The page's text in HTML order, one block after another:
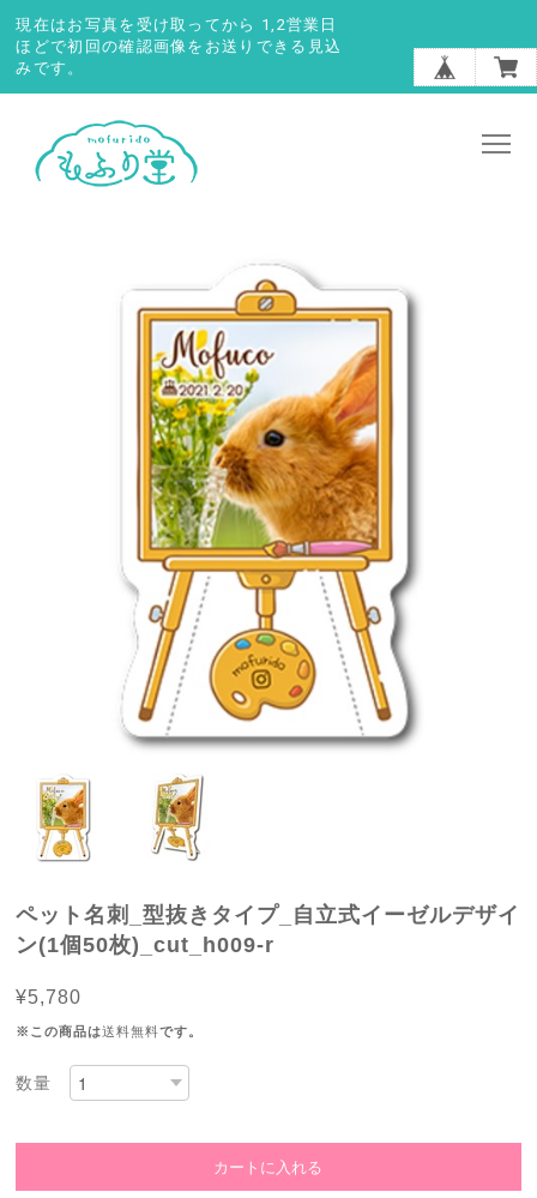
現在はお写真を受け取ってから 1,2営業日
ほどで初回の確認画像をお送りできる見込
みです。
ペット名刺_型抜きタイプ_自立式イーゼルデザイ
ン(1個50枚)_cut_h009-r
¥5,780
※この商品は送料無料です。
数量